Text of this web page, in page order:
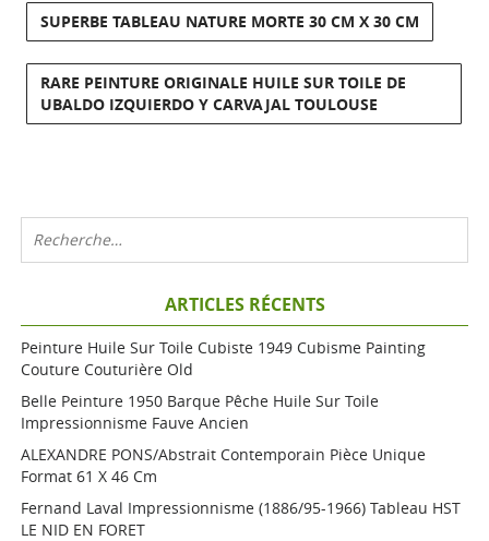
SUPERBE TABLEAU NATURE MORTE 30 CM X 30 CM
RARE PEINTURE ORIGINALE HUILE SUR TOILE DE
UBALDO IZQUIERDO Y CARVAJAL TOULOUSE
ARTICLES RÉCENTS
Peinture Huile Sur Toile Cubiste 1949 Cubisme Painting
Couture Couturière Old
Belle Peinture 1950 Barque Pêche Huile Sur Toile
Impressionnisme Fauve Ancien
ALEXANDRE PONS/Abstrait Contemporain Pièce Unique
Format 61 X 46 Cm
Fernand Laval Impressionnisme (1886/95-1966) Tableau HST
LE NID EN FORET